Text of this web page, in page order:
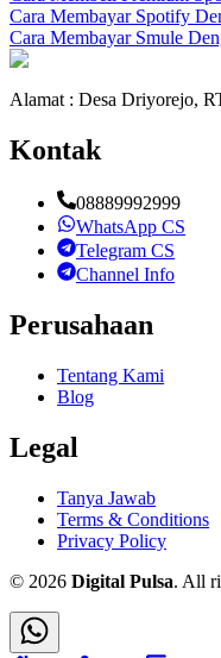
Cara Membayar Spotify
Cara Membayar Smule
Alamat : Desa Driyorejo,
Kontak
08889992999
WhatsApp CS
Telegram CS
Channel Info
Perusahaan
Tentang Kami
Blog
Legal
Tanya Jawab
Terms & Conditions
Privacy Policy
© 2026 Digital Pulsa. All